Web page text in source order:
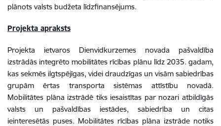
plānots valsts budžeta līdzfinansējums.
Projekta apraksts
Projekta ietvaros Dienvidkurzemes novada pašvaldība
izstrādās integrēto mobilitātes rīcības plānu līdz 2035. gadam,
kas sekmēs ilgtspējīgas, videi draudzīgas un visām sabiedrības
grupām ērtas transporta sistēmas attīstību novadā.
Mobilitātes plāna izstrādē tiks iesaistītas par nozari atbildīgās
valsts un pašvaldības iestādes, sabiedrība un citas
ieinteresētās puses. Mobilitātes rīcības plāna izstrāde notiks